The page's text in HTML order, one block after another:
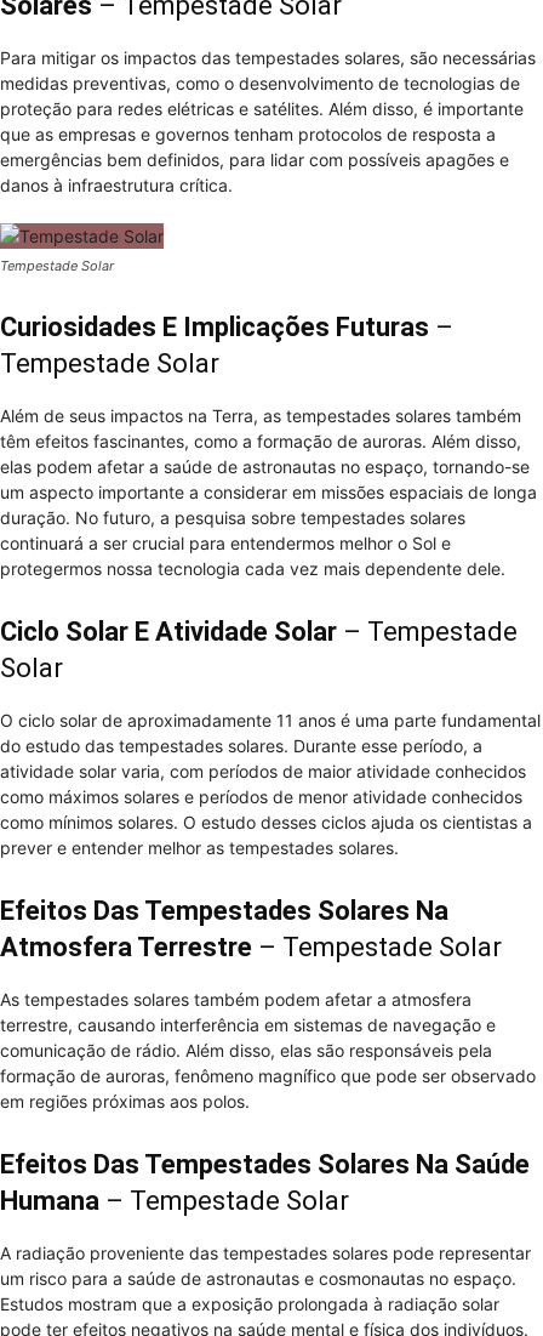
Para mitigar os impactos das tempestades solares, são necessárias
medidas preventivas, como o desenvolvimento de tecnologias de
proteção para redes elétricas e satélites. Além disso, é importante
que as empresas e governos tenham protocolos de resposta a
emergências bem definidos, para lidar com possíveis apagões e
danos à infraestrutura crítica.
Tempestade Solar
Curiosidades E Implicações Futuras –
Tempestade Solar
Além de seus impactos na Terra, as tempestades solares também
têm efeitos fascinantes, como a formação de auroras. Além disso,
elas podem afetar a saúde de astronautas no espaço, tornando-se
um aspecto importante a considerar em missões espaciais de longa
duração. No futuro, a pesquisa sobre tempestades solares
continuará a ser crucial para entendermos melhor o Sol e
protegermos nossa tecnologia cada vez mais dependente dele.
Ciclo Solar E Atividade Solar – Tempestade
Solar
O ciclo solar de aproximadamente 11 anos é uma parte fundamental
do estudo das tempestades solares. Durante esse período, a
atividade solar varia, com períodos de maior atividade conhecidos
como máximos solares e períodos de menor atividade conhecidos
como mínimos solares. O estudo desses ciclos ajuda os cientistas a
prever e entender melhor as tempestades solares.
Efeitos Das Tempestades Solares Na
Atmosfera Terrestre – Tempestade Solar
As tempestades solares também podem afetar a atmosfera
terrestre, causando interferência em sistemas de navegação e
comunicação de rádio. Além disso, elas são responsáveis pela
formação de auroras, fenômeno magnífico que pode ser observado
em regiões próximas aos polos.
Efeitos Das Tempestades Solares Na Saúde
Humana – Tempestade Solar
A radiação proveniente das tempestades solares pode representar
um risco para a saúde de astronautas e cosmonautas no espaço.
Estudos mostram que a exposição prolongada à radiação solar
pode ter efeitos negativos na saúde mental e física dos indivíduos.